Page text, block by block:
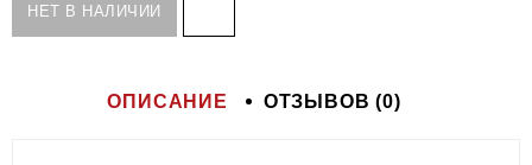
НЕТ В НАЛИЧИИ
ОПИСАНИЕ ОТЗЫВОВ (0)